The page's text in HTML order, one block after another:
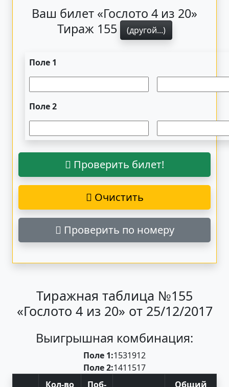
Ваш билет «Гослото 4 из 20»
Тираж 155
(другой...)
Поле 1
Поле 2
Проверить билет!
Очистить
Проверить по номеру
Тиражная таблица №155
«Гослото 4 из 20» от 25/12/2017
Выигрышная комбинация:
Поле 1:1531912
Поле 2:1411517
Кол-во
Поб- Общий